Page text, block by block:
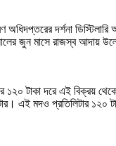
দর্শনা
জুন মাসে রাজস্ব আদায়
১২০ টাকা দরে এই বিক্রয়
এই মদও প্রতিলিটার ১২০